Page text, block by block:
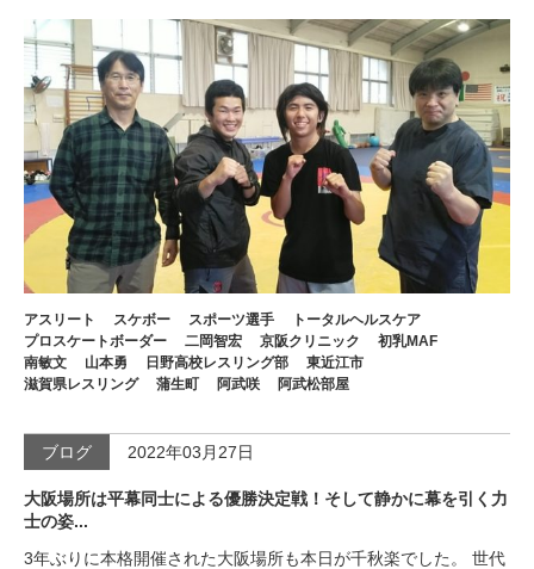
アスリート スケボー スポーツ選手
トータルヘルスケア
プロスケートボーダー
二岡智宏 京阪クリニック
初乳MAF
南敏文
山本勇 日野高校レスリング部
東近江市
滋賀県レスリング
蒲生町 阿武咲 阿武松部屋
ブログ 2022年03月27日
大阪場所は平幕同士による優勝決定戦！そして静かに幕を引く力
士の姿...
3年ぶりに本格開催された大阪場所も本日が千秋楽でした。 世代